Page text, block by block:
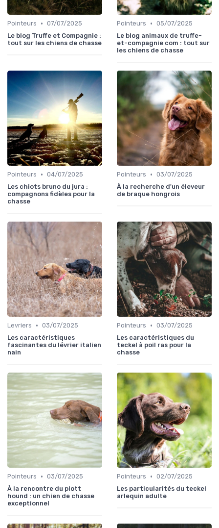
Pointeurs • 07/07/2025
Le blog Truffe et Compagnie :
tout sur les chiens de chasse
Pointeurs • 05/07/2025
Le blog animaux de truffe-
et-compagnie com : tout sur
les chiens de chasse
Pointeurs • 04/07/2025
Les chiots bruno du jura :
compagnons fidèles pour la
chasse
Pointeurs • 03/07/2025
À la recherche d'un éleveur
de braque hongrois
Levriers • 03/07/2025
Les caractéristiques
fascinantes du lévrier italien
nain
Pointeurs • 03/07/2025
Les caractéristiques du
teckel à poil ras pour la
chasse
Pointeurs • 03/07/2025
À la rencontre du plott
hound : un chien de chasse
exceptionnel
Pointeurs • 02/07/2025
Les particularités du teckel
arlequin adulte